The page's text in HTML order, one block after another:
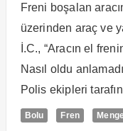
Freni boşalan
üzerinden araç ve
İ.C., “Aracın el
Nasıl oldu
Polis ekipleri
Bolu Fren